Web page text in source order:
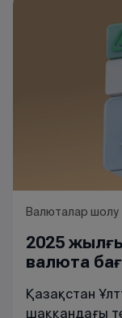
Валюталар шолу
2025
валюта
Қазақстан
шаққандағы